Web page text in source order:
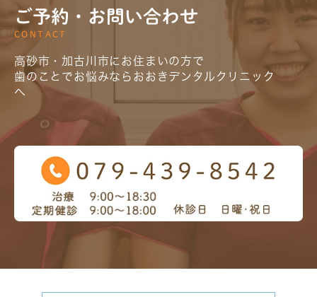
ご予約・お問い合わせ
CONTACT
高砂市・加古川市にお住まいの方で
歯のことでお悩みならおおきデンタルクリニック
へ